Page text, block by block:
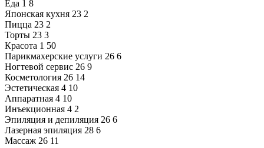
Еда 1 8
Японская кухня 23 2
Пицца 23 2
Торты 23 3
Красота 1 50
Парикмахерские услуги 26 6
Ногтевой сервис 26 9
Косметология 26 14
Эстетическая 4 10
Аппаратная 4 10
Инъекционная 4 2
Эпиляция и депиляция 26 6
Лазерная эпиляция 28 6
Массаж 26 11